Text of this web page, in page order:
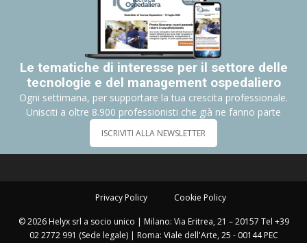
Le tematiche di interesse per il settore delle
tecnologie e del management ospedaliero
Ogni settimana, per supportare la tua crescita professionale.
Unisciti a oltre 8.900 professionisti che già ne fanno parte
ISCRIVITI ALLA NEWSLETTER
Privacy Policy Cookie Policy
© 2026 Helyx srl a socio unico | Milano: Via Eritrea, 21 – 20157 Tel +39
02 2772 991 (Sede legale) | Roma: Viale dell'Arte, 25 - 00144 PEC